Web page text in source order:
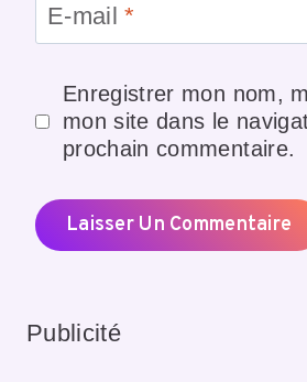
E-mail*
Enregistrer mon nom,
mon site dans le
prochain commentaire.
Publicité